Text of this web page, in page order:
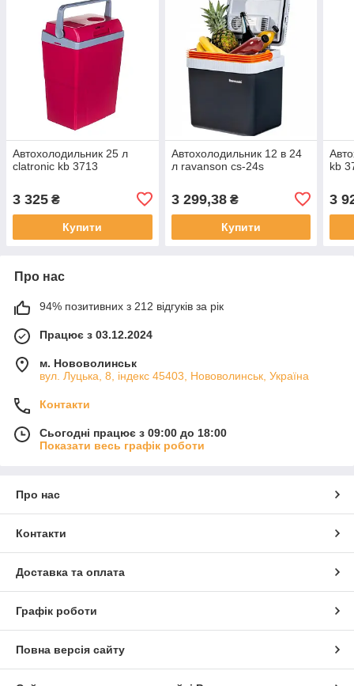
Автохолодильник 25 л
clatronic kb 3713
3 325 ₴
Купити
Автохолодильник 12 в 24
л ravanson cs-24s
3 299,38₴
Купити
kb
3
Про нас
94% позитивних з 212 відгуків за рік
Працює з 03.12.2024
м. Нововолинськ
вул. Луцька, 8, індекс 45403, Нововолинськ, Україна
Контакти
Сьогодні працює з 09:00 до 18:00
Показати весь графік роботи
Про нас
Контакти
Доставка та оплата
Графік роботи
Повна версія сайту